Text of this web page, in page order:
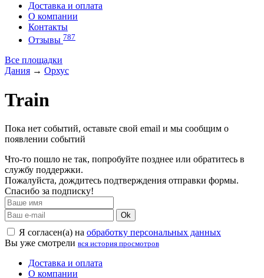
Доставка и оплата
О компании
Контакты
Отзывы 787
Все площадки
Дания → Орхус
Train
Пока нет событий, оставьте свой email и мы сообщим о
появлении событий
Что-то пошло не так, попробуйте позднее или обратитесь в
службу поддержки.
Пожалуйста, дождитесь подтверждения отправки формы.
Спасибо за подписку!
Ok
Я согласен(а) на обработку персональных данных
Вы уже смотрели вся история просмотров
Доставка и оплата
О компании